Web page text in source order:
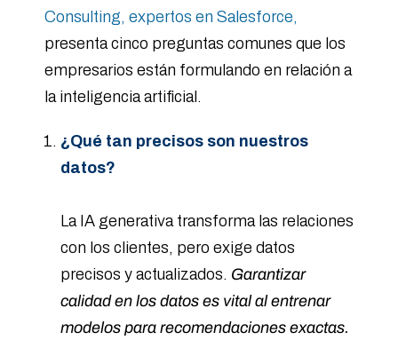
Consulting, expertos en Salesforce,
presenta cinco preguntas comunes que los
empresarios están formulando en relación a
la inteligencia artificial.
¿Qué tan precisos son nuestros
datos?
La IA generativa transforma las relaciones
con los clientes, pero exige datos
precisos y actualizados. Garantizar
calidad en los datos es vital al entrenar
modelos para recomendaciones exactas.